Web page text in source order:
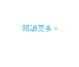
閱讀更多＞